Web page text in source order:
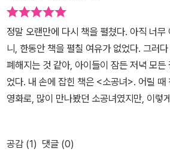
다는 청천벽력 같은 소식을 듣게 된다. 민친
락방으로 쫓아 보내고 학교의 온갖 궂은일
푼다. 한순간에 처지가 뒤바뀌어 절망적인
상상을 하고 주변을 돌보며 하루하루 최선
어느 날, 사라에게 선의를 베풀었던 이웃집
이자 사업 파트너로 지금껏 사라를 찾아 헤
평화로운 자신의 삶을 되찾고, 어려운 처지
하는 마음을 실천하기에 이른다.
읽을 때 아이들에게 축약된 내용의 책을 읽
못하다고 이야기 한다. 아이가 그 책을 읽었
완역본 책을 읽지 않을 확률이 높다는 거다
않으면 '소공녀'라는 이야기가 도대체 어떤
고 차선책으로 많은 엄마들은 그렇게마나
해 주고 싶어 한다. 나는 이 말도 맞고 저 말
명작도서를 몇 권 읽어보니 전문가들이 말
겠다. 명작은 두껍게 나오는 완역번을 골라
아름다운 문학성을 동시에 느낄 수 있을 것
정말 오랜만에 다시 책을 펼쳤다. 아직 너무
니, 한동안 책을 펼칠 여유가 없었다. 그러
폐해지는 것 같아, 아이들이 잠든 저녁 모
었다. 내 손에 잡힌 책은 <소공녀>. 어릴 때
영화로, 많이 만나봤던 소공녀였지만, 이렇
어른이 된 나도 따라갈 수 없을 내면의 아름
로 잡혀 있는 꼬마 아가씨, 사라. 사라를 만
공감 (1) 댓글 (0)